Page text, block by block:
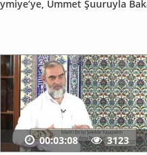
Ümmet Şuuruyla
00:03:08 3123